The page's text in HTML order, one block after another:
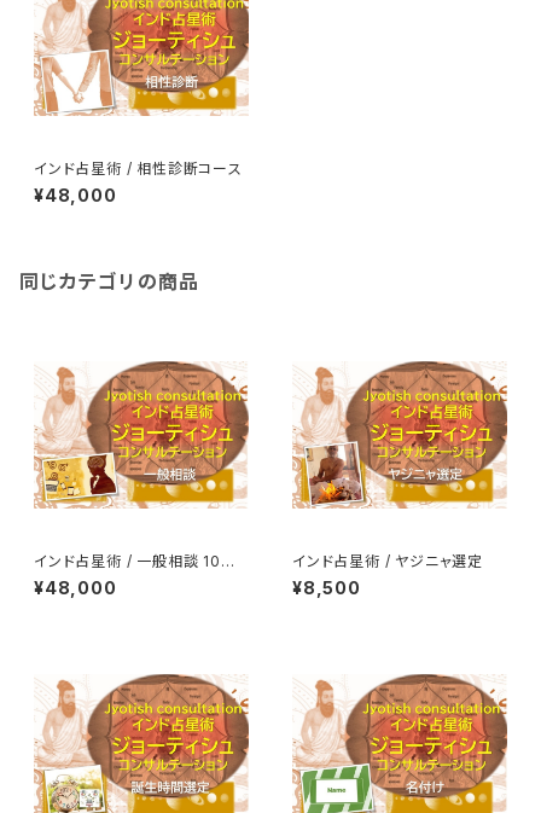
インド占星術 / 相性診断コース
¥48,000
同じカテゴリの商品
インド占星術 / 一般相談 10問
コース
¥48,000
インド占星術 / ヤジニャ選定
¥8,500